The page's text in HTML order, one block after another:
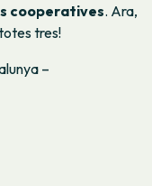
cooperatives. Ara,
tres!
–